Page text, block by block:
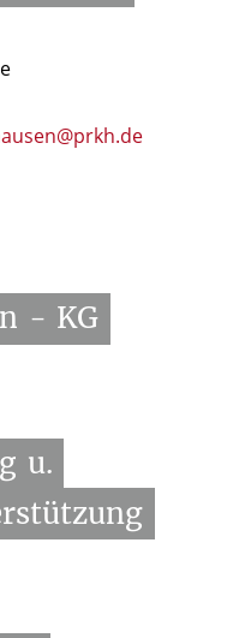
- KG
u.